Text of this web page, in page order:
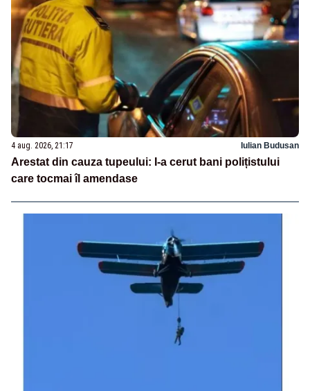
4 aug. 2026, 21:17 Iulian Budusan
Arestat din cauza tupeului: I-a cerut bani polițistului
care tocmai îl amendase